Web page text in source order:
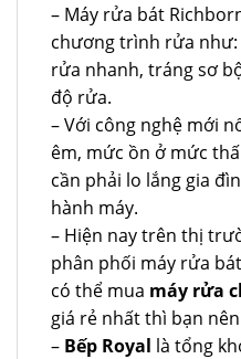
– Máy rửa bát
chương trình rửa
rửa nhanh, tráng sơ
độ rửa.
– Với công nghệ mới
êm, mức ồn ở mức
cần phải lo lắng gia
hành máy.
– Hiện nay trên thị
phân phối máy rửa
có thể mua máy rửa
giá rẻ nhất thì bạn
– Bếp Royal là tổng